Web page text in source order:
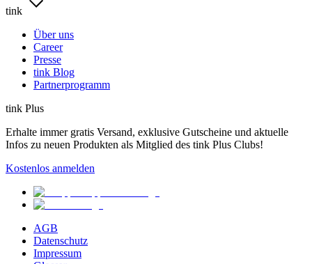
tink
Über uns
Career
Presse
tink Blog
Partnerprogramm
tink Plus
Erhalte immer gratis Versand, exklusive Gutscheine und aktuelle
Infos zu neuen Produkten als Mitglied des tink Plus Clubs!
Kostenlos anmelden
AGB
Datenschutz
Impressum